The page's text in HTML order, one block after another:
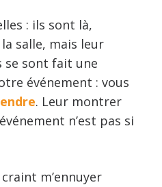
: ils sont là,
salle, mais leur
se sont fait une
événement : vous
. Leur montrer
n’est pas si
m’ennuyer